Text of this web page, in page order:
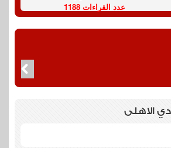
عدد القراءات 1188
الاهلى